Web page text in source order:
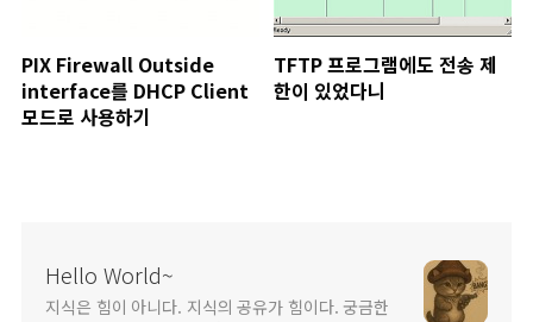
PIX Firewall Outside
interface를 DHCP Client
모드로 사용하기
TFTP 프로그램에도 전송 제
한이 있었다니
Hello World~
지식은 힘이 아니다. 지식의 공유가 힘이다. 궁금한